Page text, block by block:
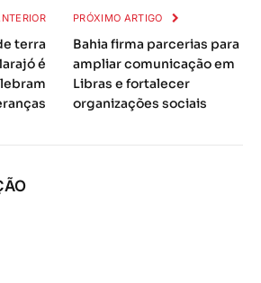
terra
é
PRÓXIMO ARTIGO
Bahia firma parcerias para
ampliar comunicação em
Libras e fortalecer
organizações sociais